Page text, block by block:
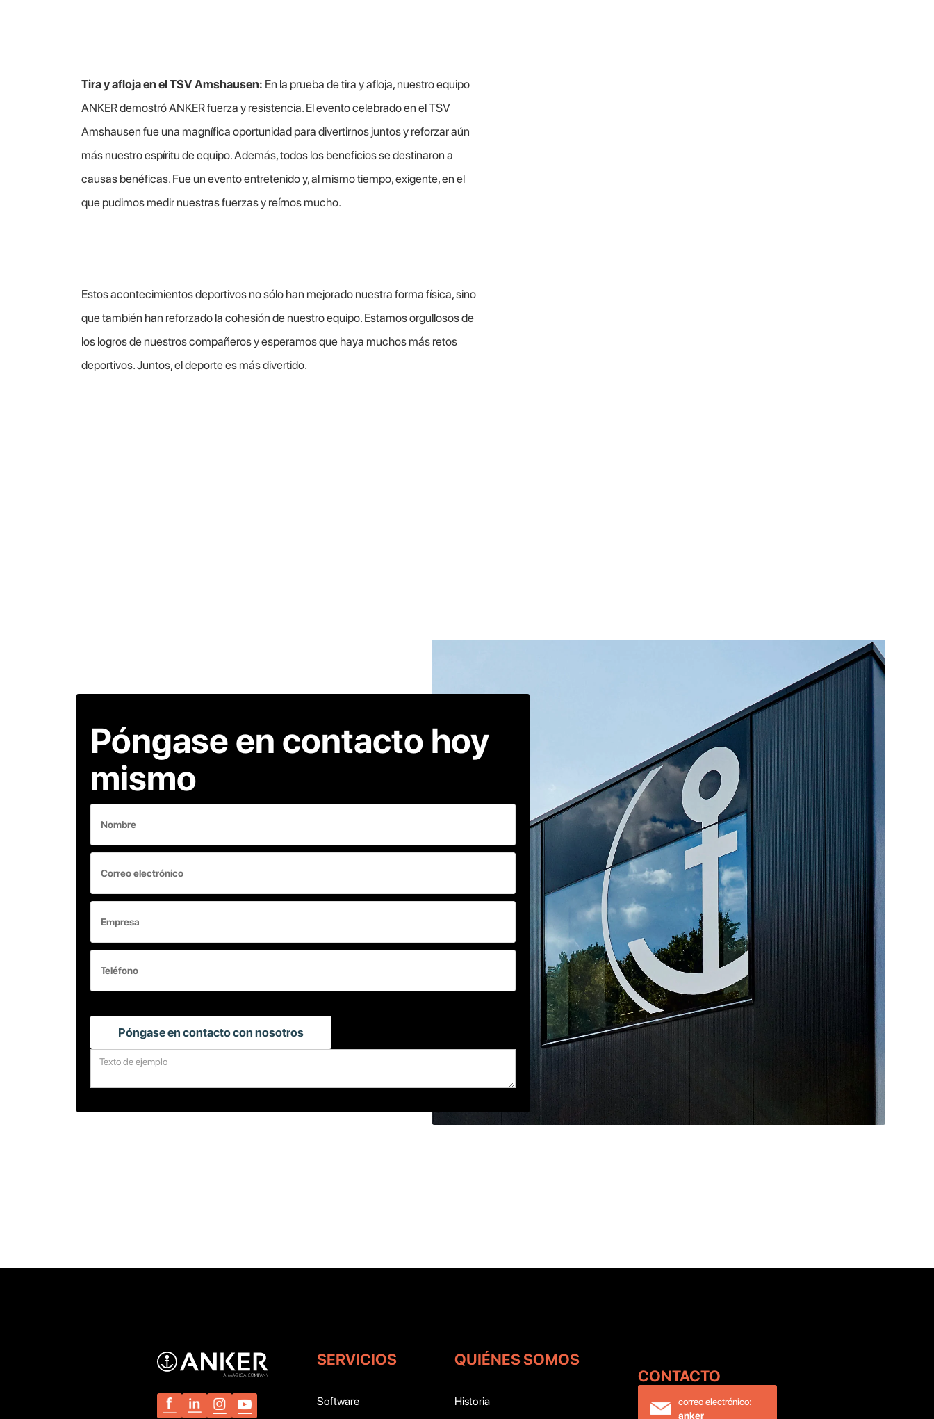
Tira y afloja en el TSV Amshausen: En la prueba de tira y afloja, nuestro equipo
ANKER demostró ANKER fuerza y resistencia. El evento celebrado en el TSV
Amshausen fue una magnífica oportunidad para divertirnos juntos y reforzar aún
más nuestro espíritu de equipo. Además, todos los beneficios se destinaron a
causas benéficas. Fue un evento entretenido y, al mismo tiempo, exigente, en el
que pudimos medir nuestras fuerzas y reírnos mucho.
Estos acontecimientos deportivos no sólo han mejorado nuestra forma física, sino
que también han reforzado la cohesión de nuestro equipo. Estamos orgullosos de
los logros de nuestros compañeros y esperamos que haya muchos más retos
deportivos. Juntos, el deporte es más divertido.
Póngase en contacto hoy
mismo
SERVICIOS
Software
QUIÉNES SOMOS
Historia
CONTACTO ‍
correo electrónico:
anker